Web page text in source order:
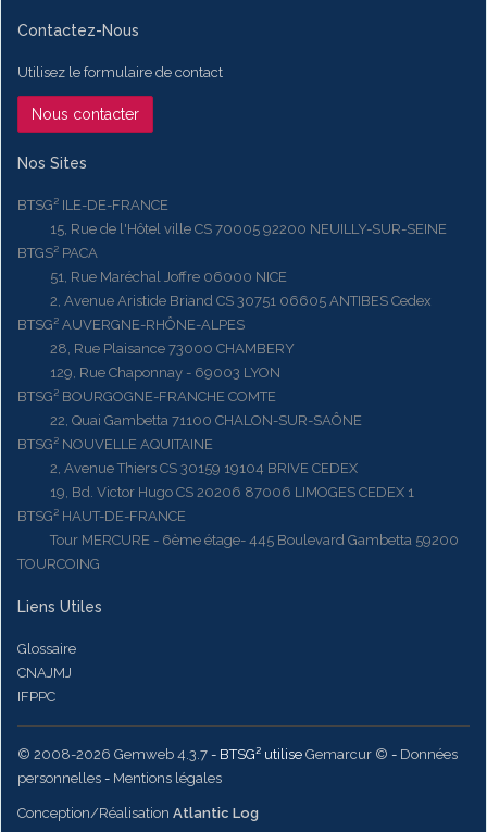
Contactez-Nous
Utilisez le formulaire de contact
Nous contacter
Nos Sites
BTSG² ILE-DE-FRANCE
15, Rue de l'Hôtel ville CS 70005 92200 NEUILLY-SUR-SEINE
BTGS² PACA
51, Rue Maréchal Joffre 06000 NICE
2, Avenue Aristide Briand CS 30751 06605 ANTIBES Cedex
BTSG² AUVERGNE-RHÔNE-ALPES
28, Rue Plaisance 73000 CHAMBERY
129, Rue Chaponnay - 69003 LYON
BTSG² BOURGOGNE-FRANCHE COMTE
22, Quai Gambetta 71100 CHALON-SUR-SAÔNE
BTSG² NOUVELLE AQUITAINE
2, Avenue Thiers CS 30159 19104 BRIVE CEDEX
19, Bd. Victor Hugo CS 20206 87006 LIMOGES CEDEX 1
BTSG² HAUT-DE-FRANCE
Tour MERCURE - 6ème étage- 445 Boulevard Gambetta 59200
TOURCOING
Liens Utiles
Glossaire
CNAJMJ
IFPPC
© 2008-2026 Gemweb 4.3.7 - BTSG² utilise Gemarcur © - Données
personnelles - Mentions légales
Conception/Réalisation Atlantic Log